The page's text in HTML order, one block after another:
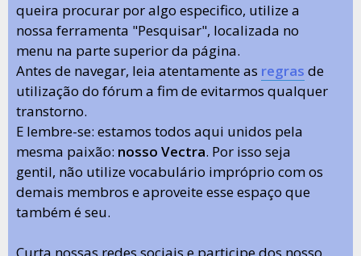
queira procurar por algo especifico, utilize a
nossa ferramenta "Pesquisar", localizada no
menu na parte superior da página.
Antes de navegar, leia atentamente as regras de
utilização do fórum a fim de evitarmos qualquer
transtorno.
E lembre-se: estamos todos aqui unidos pela
mesma paixão: nosso Vectra. Por isso seja
gentil, não utilize vocabulário impróprio com os
demais membros e aproveite esse espaço que
também é seu.